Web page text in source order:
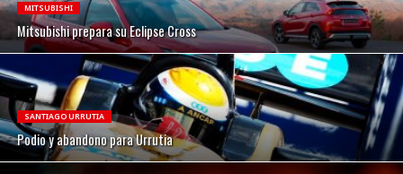
MITSUBISHI
Mitsubishi prepara su Eclipse Cross
SANTIAGO URRUTIA
Podio y abandono para Urrutia